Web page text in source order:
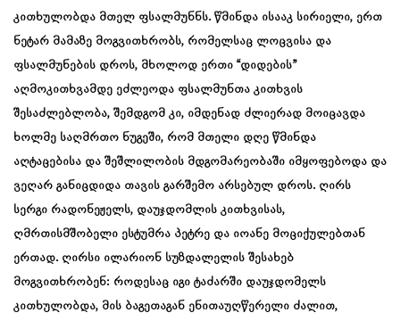
კითხულობდა მთელ ფსალმუნნს. წმინდა ისააკ სირიელი, ერთ
ნეტარ მამაზე მოგვითხრობს, რომელსაც ლოცვისა და
ფსალმუნების დროს, მხოლოდ ერთი “დიდების”
აღმოკითხვამდე ეძლეოდა ფსალმუნთა კითხვის
შესაძლებლობა, შემდგომ კი, იმდენად ძლიერად მოიცავდა
ხოლმე საღმრთო ნუგეში, რომ მთელი დღე წმინდა
აღტაცებისა და შეშლილობის მდგომარეობაში იმყოფებოდა და
ვეღარ განიცდიდა თავის გარშემო არსებულ დროს. ღირს
სერგი რადონეჟელს, დაუჯდომლის კითხვისას,
ღმრთისმშობელი ესტუმრა პეტრე და იოანე მოციქულებთან
ერთად. ღირსი ილარიონ სუზდალელის შესახებ
მოგვითხრობენ: როდესაც იგი ტაძარში დაუჯდომელს
კითხულობდა, მის ბაგეთაგან ენითაუღწერელი ძალით,